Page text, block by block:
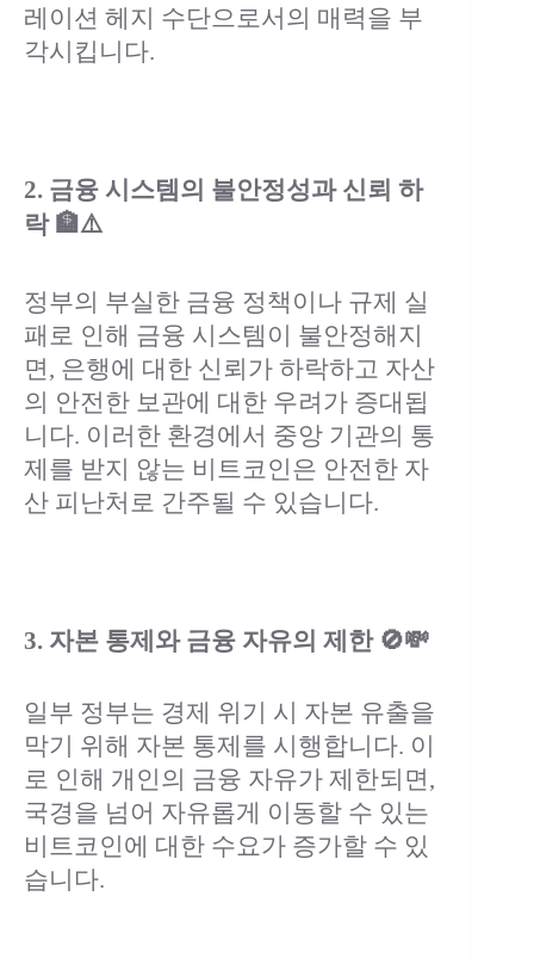
레이션 헤지 수단으로서의 매력을 부
각시킵니다.
2. 금융 시스템의 불안정성과 신뢰 하
락 🏦⚠️
정부의 부실한 금융 정책이나 규제 실
패로 인해 금융 시스템이 불안정해지
면, 은행에 대한 신뢰가 하락하고 자산
의 안전한 보관에 대한 우려가 증대됩
니다. 이러한 환경에서 중앙 기관의 통
제를 받지 않는 비트코인은 안전한 자
산 피난처로 간주될 수 있습니다.
3. 자본 통제와 금융 자유의 제한 🚫💸
일부 정부는 경제 위기 시 자본 유출을
막기 위해 자본 통제를 시행합니다. 이
로 인해 개인의 금융 자유가 제한되면,
국경을 넘어 자유롭게 이동할 수 있는
비트코인에 대한 수요가 증가할 수 있
습니다.